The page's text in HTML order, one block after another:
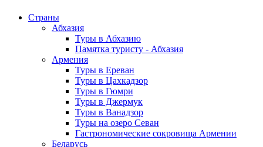
Страны
Абхазия
Туры в Абхазию
Памятка туристу - Абхазия
Армения
Туры в Ереван
Туры в Цахкадзор
Туры в Гюмри
Туры в Джермук
Туры в Ванадзор
Туры на озеро Севан
Гастрономические сокровища Армении
Беларусь